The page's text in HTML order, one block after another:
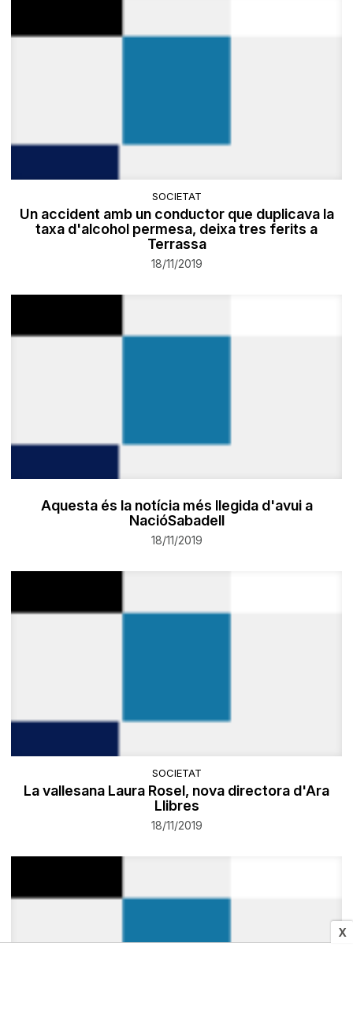
X
SOCIETAT
Un accident amb un conductor que duplicava la
taxa d'alcohol permesa, deixa tres ferits a
Terrassa
18/11/2019
Aquesta és la notícia més llegida d'avui a
NacióSabadell
18/11/2019
SOCIETAT
La vallesana Laura Rosel, nova directora d'Ara
Llibres
18/11/2019